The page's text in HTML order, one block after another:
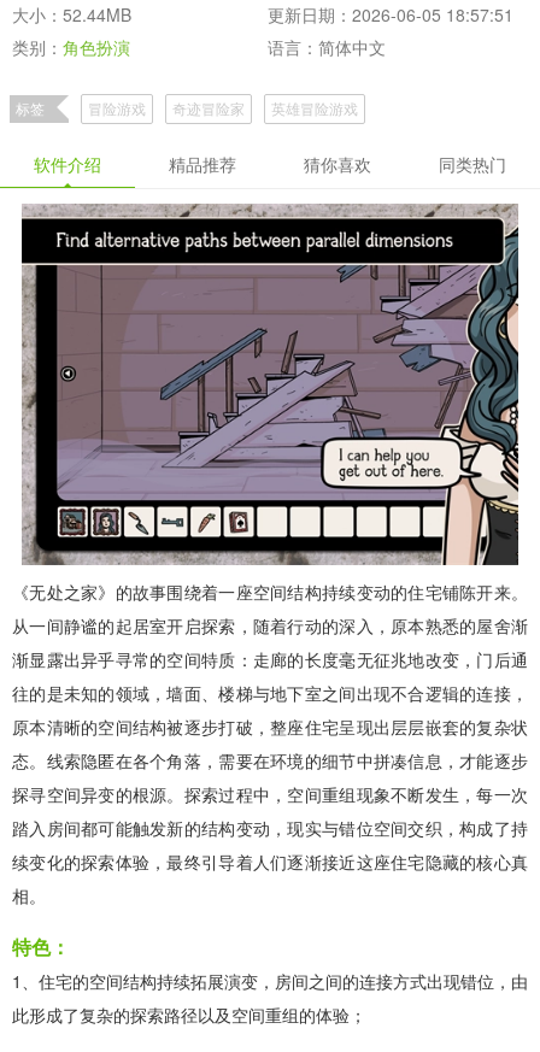
大小：52.44MB
更新日期：2026-06-05 18:57:51
类别： 角色扮演 语言：简体中文
标签 冒险游戏 奇迹冒险家 英雄冒险游戏
软件介绍 精品推荐 猜你喜欢 同类热门
《无处之家》的故事围绕着一座空间结构持续变动的住宅铺陈开来。
从一间静谧的起居室开启探索，随着行动的深入，原本熟悉的屋舍渐
渐显露出异乎寻常的空间特质：走廊的长度毫无征兆地改变，门后通
往的是未知的领域，墙面、楼梯与地下室之间出现不合逻辑的连接，
原本清晰的空间结构被逐步打破，整座住宅呈现出层层嵌套的复杂状
态。线索隐匿在各个角落，需要在环境的细节中拼凑信息，才能逐步
探寻空间异变的根源。探索过程中，空间重组现象不断发生，每一次
踏入房间都可能触发新的结构变动，现实与错位空间交织，构成了持
续变化的探索体验，最终引导着人们逐渐接近这座住宅隐藏的核心真
相。
特色：
1、住宅的空间结构持续拓展演变，房间之间的连接方式出现错位，由
此形成了复杂的探索路径以及空间重组的体验；